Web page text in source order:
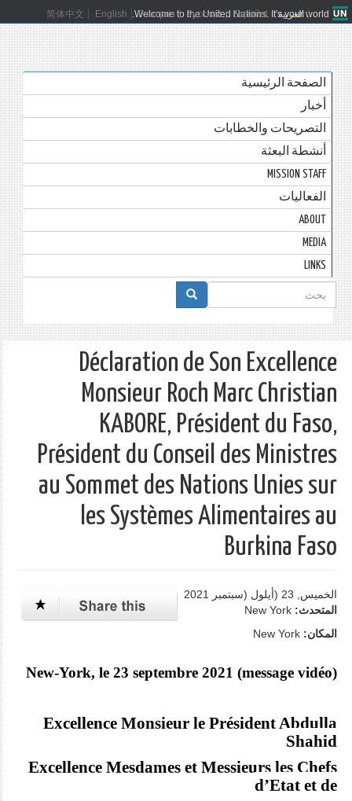
Welcome to the United Nations. It's your world.
العربية 简体中文 English Français Русский Español
الصفحة الرئيسية
أخبار
التصريحات والخطابات
أنشطة البعثة
MISSION STAFF
الفعاليات
ABOUT
MEDIA
LINKS
استمارة
البحث
بحث
Déclaration de Son Excellence
Monsieur Roch Marc Christian
KABORE, Président du Faso,
Président du Conseil des Ministres
au Sommet des Nations Unies sur
les Systèmes Alimentaires au
Burkina Faso
الخميس, 23 (أيلول (سبتمبر 2021
المتحدث: New York
المكان: New York
New-York, le 23 septembre 2021 (message vidéo)
Excellence Monsieur le Président Abdulla
Shahid
Excellence Mesdames et Messieurs les Chefs
d’Etat et de